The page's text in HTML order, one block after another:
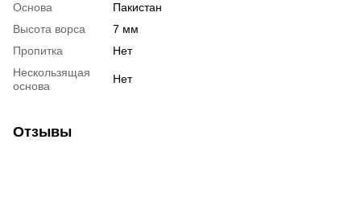
Основа
Пакистан
Высота ворса
7 мм
Пропитка
Нет
Нескользящая
основа
Нет
Отзывы